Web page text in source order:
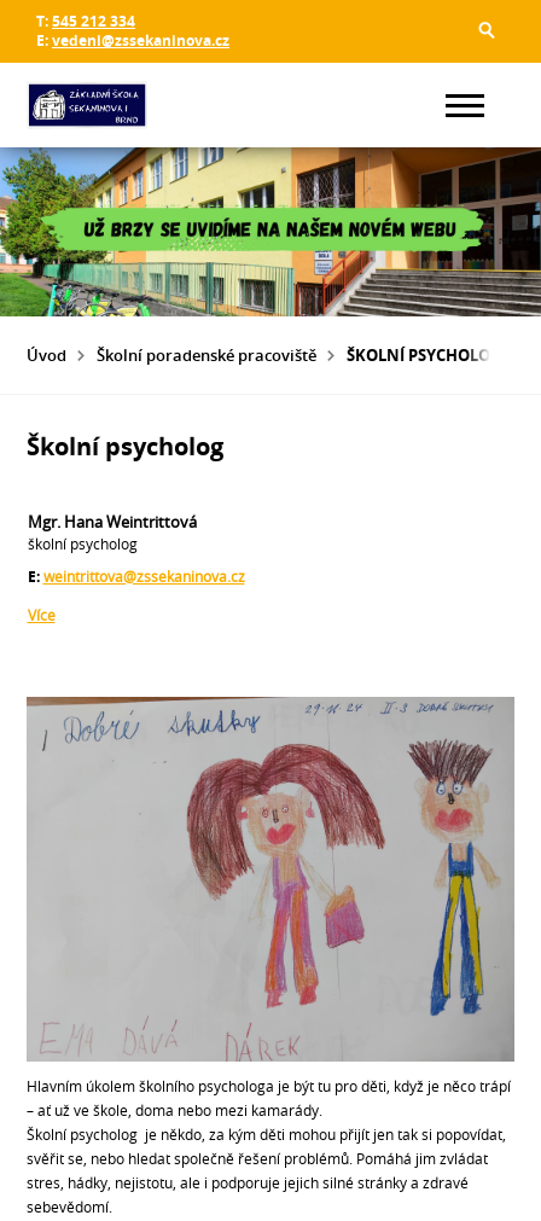
T:545 212 334
E:vedeni@zssekaninova.cz
Úvod Školní poradenské pracoviště ŠKOLNÍ PSYCHOLOG
Školní psycholog
Mgr. Hana Weintrittová
školní psycholog
E:weintrittova@zssekaninova.cz
Více
Hlavním úkolem školního psychologa je být tu pro děti, když je něco trápí
– ať už ve škole, doma nebo mezi kamarády.
Školní psycholog je někdo, za kým děti mohou přijít jen tak si popovídat,
svěřit se, nebo hledat společně řešení problémů. Pomáhá jim zvládat
stres, hádky, nejistotu, ale i podporuje jejich silné stránky a zdravé
sebevědomí.